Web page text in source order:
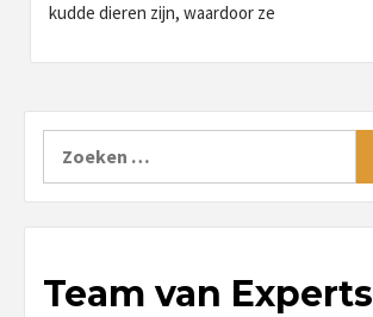
kudde dieren zijn, waardoor ze
Team van Experts